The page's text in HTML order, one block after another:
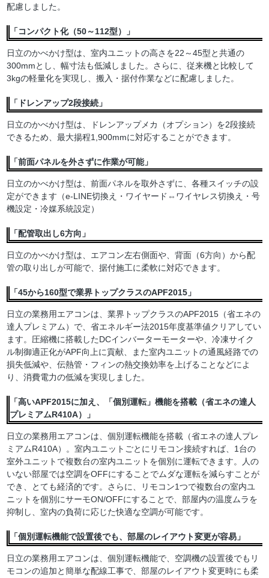
配慮しました。
「コンパクト化（50～112型）」
日立のかべかけ型は、室内ユニットの高さを22～45型と共通の
300mmとし、幅寸法も低減しました。さらに、従来機と比較して
3kgの軽量化を実現し、搬入・据付作業などに配慮しました。
「ドレンアップ2段接続」
日立のかべかけ型は、ドレンアップメカ（オプション）を2段接続
できるため、最大揚程1,900mmに対応することができます。
「前面パネルを外さずに作業が可能」
日立のかべかけ型は、前面パネルを取外さずに、各種スイッチの設
定ができます（e-LINE切換え・ワイヤード⇔ワイヤレス切換え・号
機設定・冷媒系統設定）
「配管取出し6方向」
日立のかべかけ型は、エアコン左右側面や、背面（6方向）から配
管の取り出しが可能で、据付施工に柔軟に対応できます。
「45から160型で業界トップクラスのAPF2015」
日立の業務用エアコンは、業界トップクラスのAPF2015（省エネの
達人プレミアム）で、省エネルギー法2015年度基準値クリアしてい
ます。圧縮機に搭載したDCインバーターモーターや、冷凍サイク
ル制御適正化がAPF向上に貢献、また室内ユニットの通風経路での
損失低減や、伝熱管・フィンの熱交換効率を上げることなどによ
り、消費電力の低減を実現しました。
「高いAPF2015に加え、「個別運転」機能を搭載（省エネの達人
プレミアムR410A）」
日立の業務用エアコンは、個別運転機能を搭載（省エネの達人プレ
ミアムR410A）。室内ユニットごとにリモコン接続すれば、1台の
室外ユニットで複数台の室内ユニットを個別に運転できます。人の
いない部屋では空調をOFFにすることでムダな運転を減らすことが
でき、とても経済的です。さらに、リモコン1つで複数台の室内ユ
ニットを個別にサーモON/OFFにすることで、部屋内の温度ムラを
抑制し、室内の負荷に応じた快適な空調が可能です。
「個別運転機能で設置後でも、部屋のレイアウト変更が容易」
日立の業務用エアコンは、個別運転機能で、空調機の設置後でもリ
モコンの追加と簡単な配線工事で、部屋のレイアウト変更時にも柔